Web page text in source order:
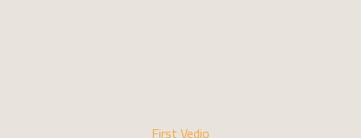
First Vedio